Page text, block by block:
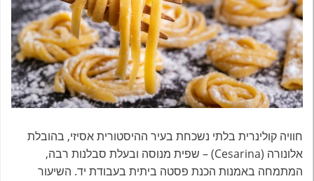
חוויה קולינרית בלתי נשכחת בעיר ההיסטורית אסיזי, בהובלת
אלונורה (Cesarina) – שפית מנוסה ובעלת סבלנות רבה,
המתמחה באמנות הכנת פסטה ביתית בעבודת יד. השיעור